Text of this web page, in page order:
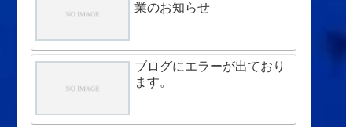
業のお知らせ
ブログにエラーが出ており
ます。